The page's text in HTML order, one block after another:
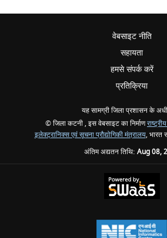
वेबसाइट नीति
सहायता
हमसे संपर्क करें
प्रतिक्रिया
यह सामग्री जिला प्रशासन के
© जिला कटनी , इस वेबसाइट का निर्माण
इलेक्ट्रानिक्स एवं सूचना प्रौद्योगिकी मंत्रालय, भारत
अंतिम अद्यतन तिथि: Aug 08,